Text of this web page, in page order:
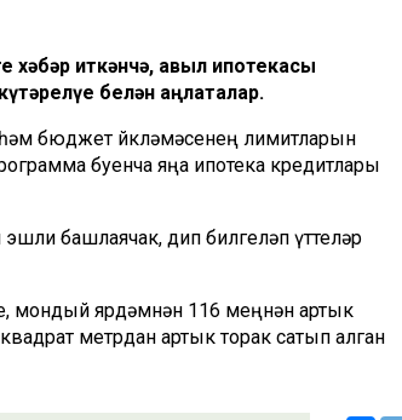
иткәнчә, авыл ипотекасы
белән аңлаталар.
бюджет йөкләмәсенең лимитларын
буенча яңа ипотека кредитлары
башлаячак, дип билгеләп үттеләр
мондый ярдәмнән 116 меңнән артык
метрдан артык торак сатып алган